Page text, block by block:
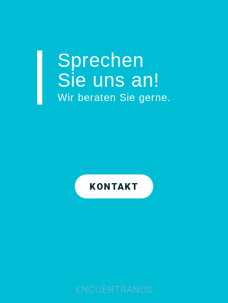
Sprechen
Sie uns an!
Wir beraten Sie gerne.
KONTAKT
ENCUÉNTRANOS